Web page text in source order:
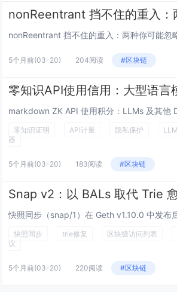
5个月前(03-20) 204阅读 #区块链
零知识API使用信用：大型语言
零知识证明 API计量 隐私保护
器
5个月前(03-20) 183阅读 #区块链
快照同步 trie修复 区块级访问列表
议
5个月前(03-20) 220阅读 #区块链